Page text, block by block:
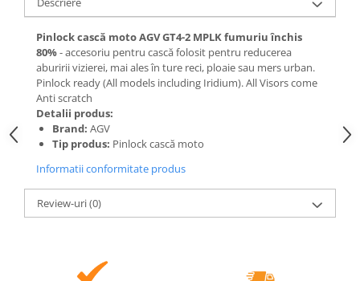
Pinlock cască moto AGV GT4-2 MPLK fumuriu închis
80%- accesoriu pentru cască folosit pentru reducerea
aburirii vizierei, mai ales în ture reci, ploaie sau mers urban.
Pinlock ready (All models including Iridium). All Visors come
Anti scratch
Detalii produs:
Brand: AGV
Tip produs: Pinlock cască moto
Informatii conformitate produs
Review-uri(0)